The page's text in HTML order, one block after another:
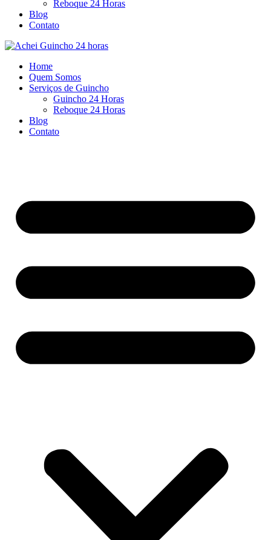
Reboque 24 Horas
Blog
Contato
Home
Quem Somos
Serviços de Guincho
Guincho 24 Horas
Reboque 24 Horas
Blog
Contato